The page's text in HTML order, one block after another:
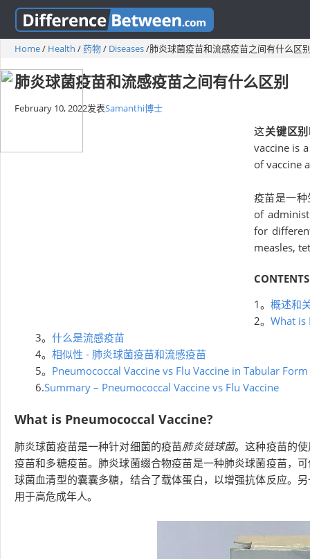
Home/ Health /药物/ Diseases/肺炎球菌疫苗和流感疫苗之间有什么区
肺炎球菌疫苗和流感疫苗之间有什么区别
February 10, 2022发表Samanthi博士
这关键区别
vaccine is
of vaccine
疫苗是一
of
for
measles,
CONTENTS
1。 概述和
2。 What is
3。 什么是流感疫苗
4。 相似性 - 肺炎球菌疫苗和流感疫苗
5。 Pneumococcal Vaccine vs Flu Vaccine in Tabular Form
6.Summary – Pneumococcal Vaccine vs Flu Vaccine
What is Pneumococcal Vaccine?
肺炎球菌疫苗是一种针对细菌的疫苗肺炎链球菌。这种疫苗的
疫苗和多糖疫苗。肺炎球菌缀合物疫苗是一种肺炎球菌疫苗，
球菌血清型的囊囊多糖，结合了载体蛋白，以增强抗体反应。
用于高危成年人。